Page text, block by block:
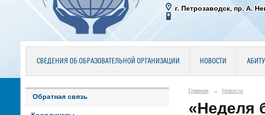
г. Петрозаводск, пр. А.
СВЕДЕНИЯ ОБ ОБРАЗОВАТЕЛЬНОЙ ОРГАНИЗАЦИИ НОВОСТИ
Обратная связь
Главная → Новости
«Неделя